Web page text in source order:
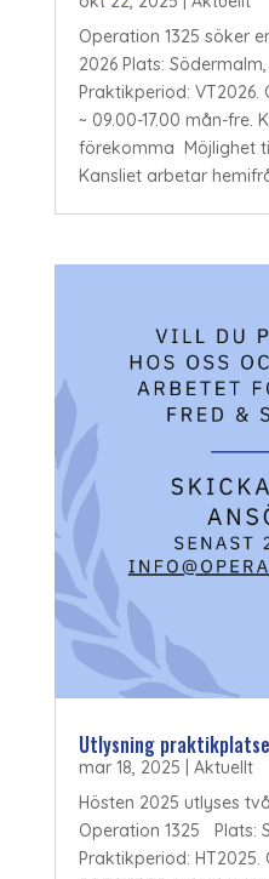
Operation 1325 söker
2026 Plats:
Praktikperiod: VT2026.
~ 09.00-17.00 mån-fre.
förekomma Möjlighet
Kansliet arbetar
Utlysning
mar 18, 2025
Aktuellt
Hösten 2025 utlyses
Operation 1325 Plats:
Praktikperiod: